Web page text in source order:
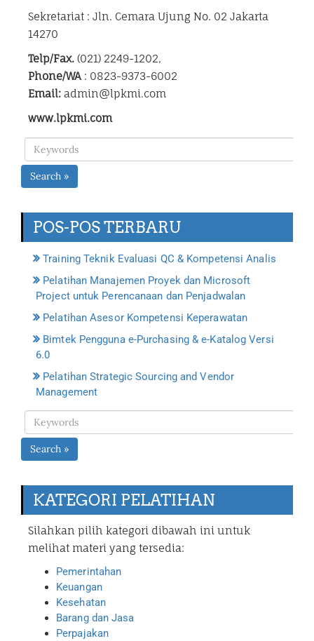
Sekretariat : Jln. Cemara Ujung No. 02 Jakarta
14270
Telp/Fax. (021) 2249-1202,
Phone/WA: 0823-9373-6002
Email: admin@lpkmi.com
www.lpkmi.com
Search »
POS-POS TERBARU
Training Teknik Evaluasi QC & Kompetensi Analis
Pelatihan Manajemen Proyek dan Microsoft
Project untuk Perencanaan dan Penjadwalan
Pelatihan Asesor Kompetensi Keperawatan
Bimtek Pengguna e-Purchasing & e-Katalog Versi
6.0
Pelatihan Strategic Sourcing and Vendor
Management
Search »
KATEGORI PELATIHAN
Silahkan pilih kategori dibawah ini untuk
melihat materi yang tersedia:
Pemerintahan
Keuangan
Kesehatan
Barang dan Jasa
Perpajakan